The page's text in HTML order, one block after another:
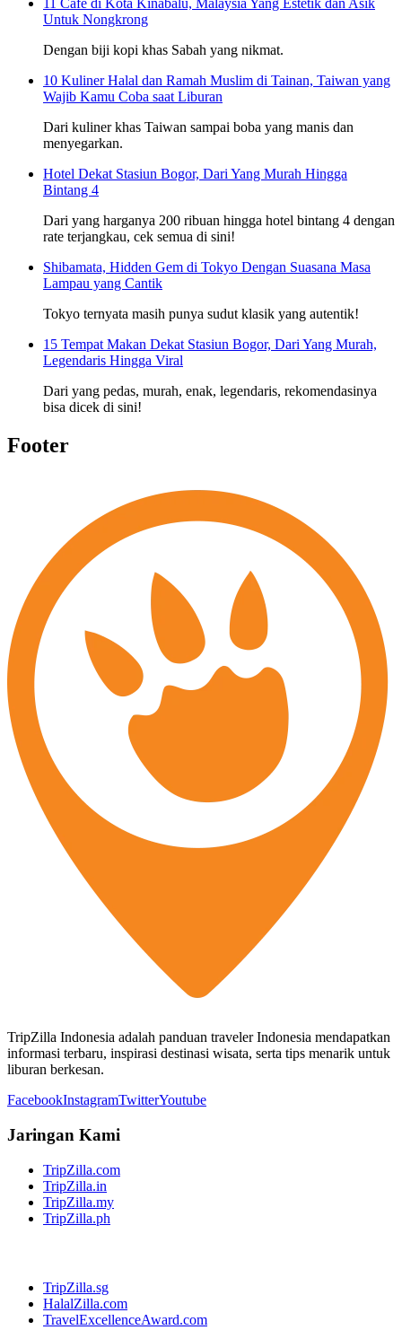
11 Cafe di Kota Kinabalu, Malaysia Yang Estetik dan Asik
Untuk Nongkrong
Dengan biji kopi khas Sabah yang nikmat.
10 Kuliner Halal dan Ramah Muslim di Tainan, Taiwan yang
Wajib Kamu Coba saat Liburan
Dari kuliner khas Taiwan sampai boba yang manis dan
menyegarkan.
Hotel Dekat Stasiun Bogor, Dari Yang Murah Hingga
Bintang 4
Dari yang harganya 200 ribuan hingga hotel bintang 4 dengan
rate terjangkau, cek semua di sini!
Shibamata, Hidden Gem di Tokyo Dengan Suasana Masa
Lampau yang Cantik
Tokyo ternyata masih punya sudut klasik yang autentik!
15 Tempat Makan Dekat Stasiun Bogor, Dari Yang Murah,
Legendaris Hingga Viral
Dari yang pedas, murah, enak, legendaris, rekomendasinya
bisa dicek di sini!
Footer
TripZilla Indonesia adalah panduan traveler Indonesia mendapatkan
informasi terbaru, inspirasi destinasi wisata, serta tips menarik untuk
liburan berkesan.
FacebookInstagramTwitterYoutube
Jaringan Kami
TripZilla.com
TripZilla.in
TripZilla.my
TripZilla.ph
TripZilla.sg
HalalZilla.com
TravelExcellenceAward.com